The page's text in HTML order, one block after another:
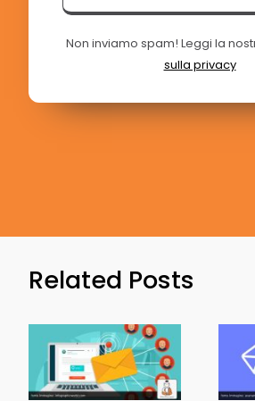
Non inviamo spam! Leggi la
sulla privacy
Related Posts